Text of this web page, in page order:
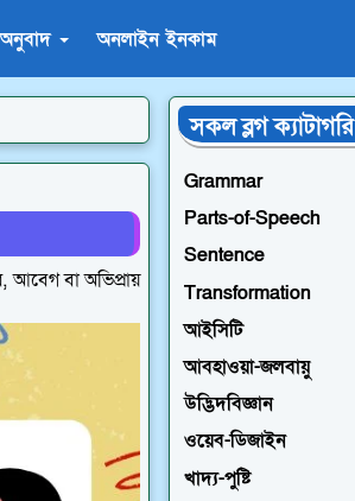
অনুবাদ অনলাইন ইনকাম
আবেগ বা অভিপ্রায়
সকল ব্লগ ক্যাটাগরি
Grammar
Parts-of-Speech
Sentence
Transformation
আইসিটি
আবহাওয়া-জলবায়ু
উদ্ভিদবিজ্ঞান
ওয়েব-ডিজাইন
খাদ্য-পুষ্টি